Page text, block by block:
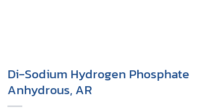
Di-Sodium Hydrogen Phosphate
Anhydrous, AR